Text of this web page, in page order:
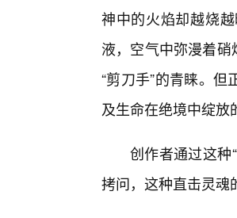
神中的火焰却越烧
液，空气中弥漫着
“剪刀手”的青睐。
及生命在绝境中绽放
创作者通过这种
拷问，这种直击灵魂